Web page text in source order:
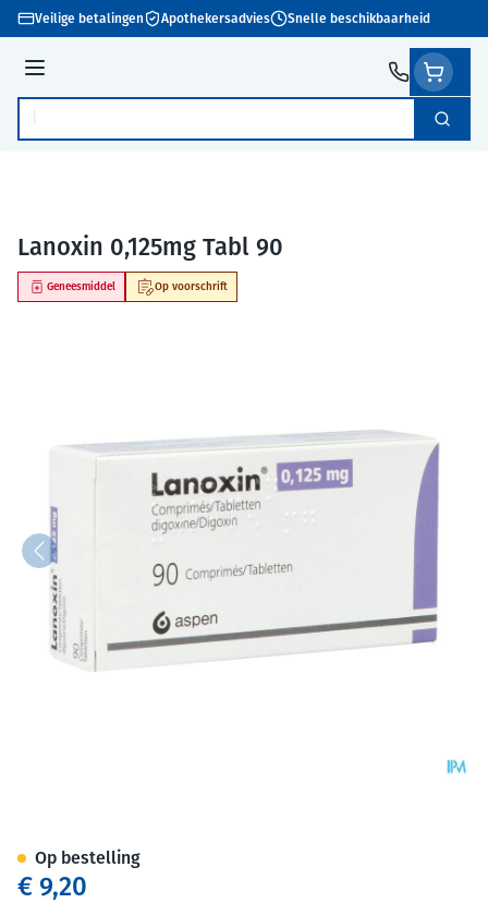
Ga naar de inhoud
Veilige betalingen Apothekersadvies Snelle beschikbaarheid
Menu
Product, merk, categorie... Zoek
Lanoxin 0,125mg Tabl 90
Op voorschrift
Geneesmiddel
€ 9,20
Op bestelling